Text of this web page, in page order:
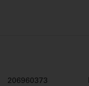
206960373